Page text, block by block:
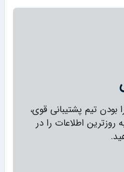
بودن تیم پشتیبانی قوی،
اطلاعات را در